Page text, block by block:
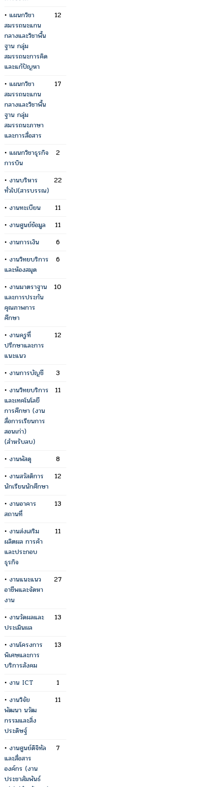
• แผนกวิชา
สมรรถนะแกน
กลางและวิชาพื้น
ฐาน กลุ่ม
สมรรถนะการคิด
และแก้ปัญหา
12
• แผนกวิชา
สมรรถนะแกน
กลางและวิชาพื้น
ฐาน กลุ่ม
สมรรถนะภาษา
และการสื่อสาร
17
• แผนกวิชาธุรกิจ
การบิน
2
• งานบริหาร
ทั่วไป(สารบรรณ)
22
• งานทะเบียน
11
• งานศูนย์ข้อมูล
11
• งานการเงิน
6
• งานวิทยบริการ
และห้องสมุด
6
• งานมาตราฐาน
และการประกัน
คุณภาพการ
ศึกษา
10
• งานครูที่
ปรึกษาและการ
แนะแนว
12
• งานการบัญชี
3
• งานวิทยบริการ
และเทคโนโลยี
การศึกษา (งาน
สื่อการเรียนการ
สอนเก่า)
(สำหรับลบ)
11
• งานพัสดุ
8
• งานสวัสดิการ
นักเรียนนักศึกษา
12
• งานอาคาร
สถานที่
13
• งานส่งเสริม
ผลิตผล การค้า
และประกอบ
ธุรกิจ
11
• งานแนะแนว
อาชีพและจัดหา
งาน
27
• งานวัดผลและ
ประเมินผล
13
• งานโครงการ
พิเศษและการ
บริการสังคม
13
• งาน ICT
1
• งานวิจัย
พัฒนา นวัฒ
กรรมและสิ่ง
ประดิษฐ์
11
• งานศูนย์ดิจิทัล
และสื่อสาร
องค์กร (งาน
ประชาสัมพันธ์
7